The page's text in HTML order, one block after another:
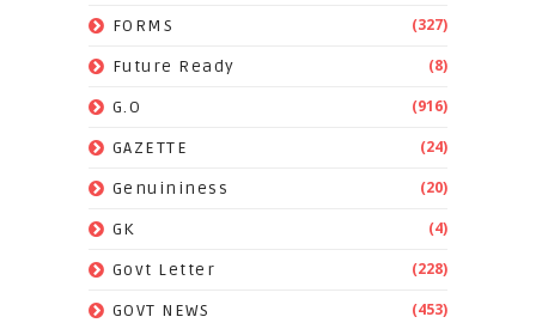
FORMS (327)
Future Ready (8)
G.O (916)
GAZETTE (24)
Genuininess (20)
GK (4)
Govt Letter (228)
GOVT NEWS (453)